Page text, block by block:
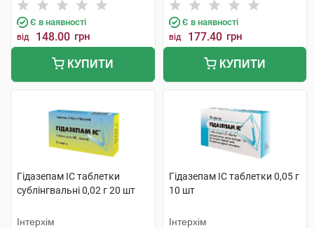
Є в наявності
від 148.00 грн
КУПИТИ
Є в наявності
від 177.40 грн
КУПИТИ
Гідазепам IC таблетки
сублінгвальні 0,02 г 20 шт
Інтерхім
Гідазепам IC таблетки 0,05 г
10 шт
Інтерхім